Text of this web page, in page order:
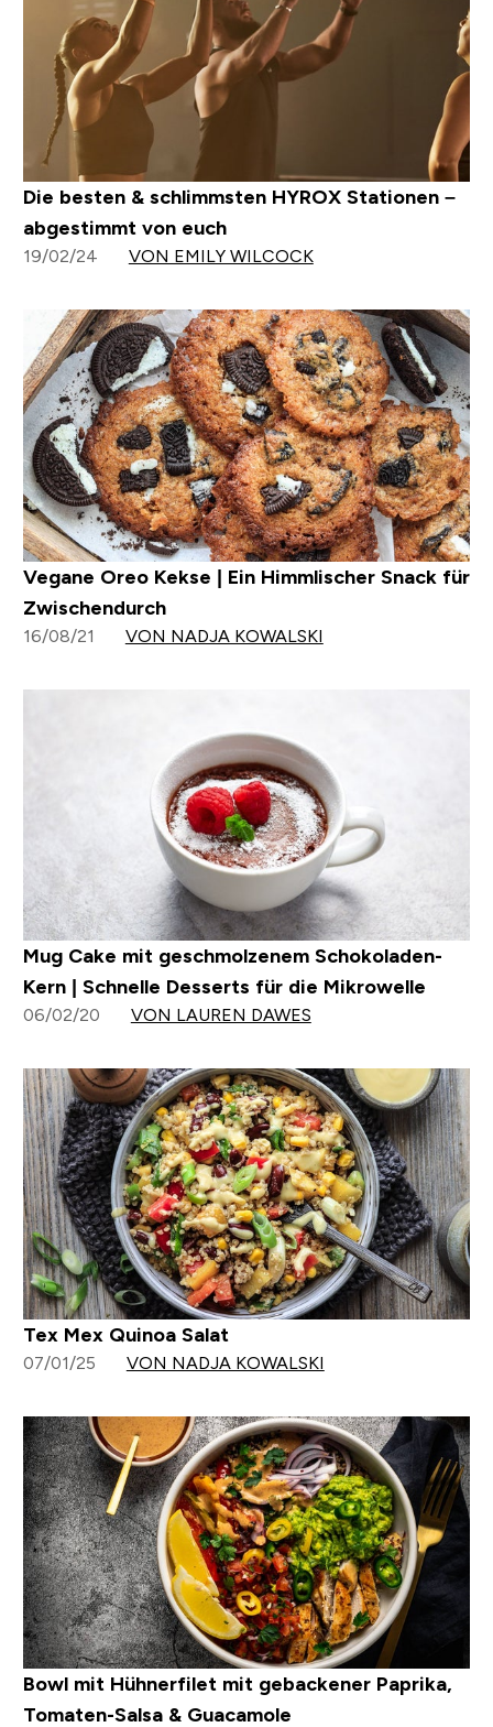
Die besten & schlimmsten HYROX Stationen –
abgestimmt von euch
19/02/24 VON EMILY WILCOCK
Vegane Oreo Kekse | Ein Himmlischer Snack für
Zwischendurch
16/08/21 VON NADJA KOWALSKI
Mug Cake mit geschmolzenem Schokoladen-
Kern | Schnelle Desserts für die Mikrowelle
06/02/20 VON LAUREN DAWES
Tex Mex Quinoa Salat
07/01/25 VON NADJA KOWALSKI
Bowl mit Hühnerfilet mit gebackener Paprika,
Tomaten-Salsa & Guacamole